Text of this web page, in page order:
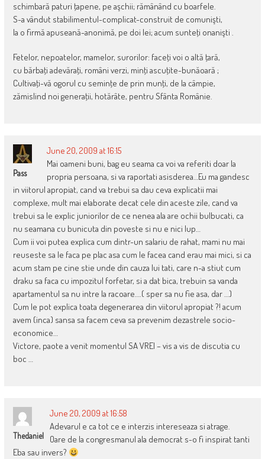
schimbară paturi ţapene, pe aşchii; rămânând cu boarfele.
S-a vândut stabilimentul-complicat-construit de comunişti,
la o firmă apuseană-anonimă, pe doi lei; acum sunteţi onanişti .
Fetelor, nepoatelor, mamelor, surorilor: faceţi voi o altă ţară,
cu bărbaţi adevăraţi, români verzi, minţi ascuţite-bunăoară ;
Cultivaţi-vă ogorul cu seminţe de prin munţi, de la câmpie,
zămislind noi generaţii, hotărâte, pentru Sfânta Românie.
Pass
June 20, 2009 at 16:15
Mai oameni buni, bag eu seama ca voi va referiti doar la
propria persoana, si va raportati asisderea…Eu ma gandesc
in viitorul apropiat, cand va trebui sa dau ceva explicatii mai
complexe, mult mai elaborate decat cele din aceste zile, cand va
trebui sa le explic juniorilor de ce nenea ala are ochii bulbucati, ca
nu seamana cu bunicuta din poveste si nu e nici lup…
Cum ii voi putea explica cum dintr-un salariu de rahat, mami nu mai
reuseste sa le faca pe plac asa cum le facea cand erau mai mici, si ca
acum stam pe cine stie unde din cauza lui tati, care n-a stiut cum
draku sa faca cu impozitul forfetar, si a dat bica, trebuin sa vanda
apartamentul sa nu intre la racoare….( sper sa nu fie asa, dar …)
Cum le pot explica toata degenerarea din viitorul apropiat ?! acum
avem (inca) sansa sa facem ceva sa prevenim dezastrele socio-
economice…
Victore, paote a venit momentul SA VREI – vis a vis de discutia cu
boc …
Thedaniel
June 20, 2009 at 16:58
Adevarul e ca tot ce e interzis intereseaza si atrage.
Oare de la congresmanul ala democrat s-o fi inspirat tanti
Eba sau invers?